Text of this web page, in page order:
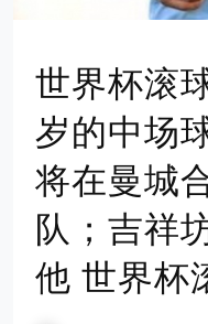
世界杯滚
岁的中场
将在曼城
队；吉祥
他 世界杯